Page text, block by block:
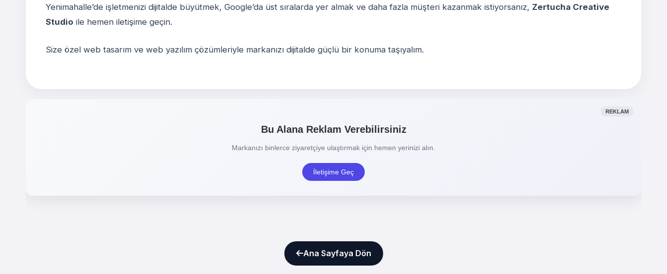
Yenimahalle’de işletmenizi dijitalde büyütmek, Google’da üst sıralarda yer almak ve daha fazla müşteri kazanmak istiyorsanız, Zertucha Creative
Studio ile hemen iletişime geçin.
Size özel web tasarım ve web yazılım çözümleriyle markanızı dijitalde güçlü bir konuma taşıyalım.
Ana Sayfaya Dön